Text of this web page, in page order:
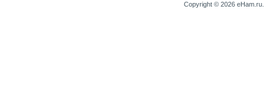
Copyright © 2026 eHam.ru.